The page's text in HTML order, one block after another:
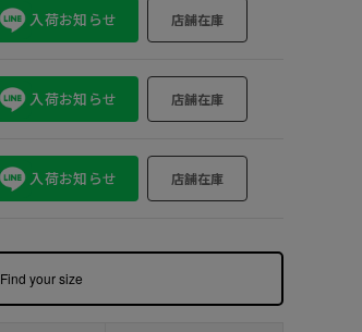
入荷お知らせ 店舗在庫
入荷お知らせ 店舗在庫
入荷お知らせ 店舗在庫
Find your size